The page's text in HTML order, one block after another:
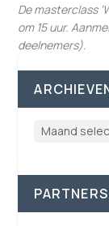
De masterclass
om 15 uur.
deelnemers).
PARTNERS